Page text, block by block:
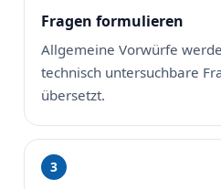
Fragen formulieren
Allgemeine Vorwürfe
technisch untersuchbare
übersetzt.